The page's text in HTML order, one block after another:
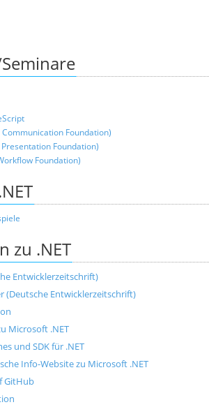
Foundation)
Foundation)
Foundation)
zu .NET
Entwicklerzeitschrift)
(Deutsche Entwicklerzeitschrift)
Microsoft .NET
und SDK für .NET
Info-Website zu Microsoft .NET
GitHub